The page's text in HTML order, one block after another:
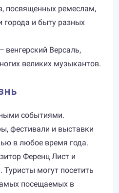
посвященных ремеслам,
города и быту разных
венгерский Версаль,
великих музыкантов.
событиями.
фестивали и выставки
в любое время года.
Ференц Лист и
могут посетить
посещаемых в